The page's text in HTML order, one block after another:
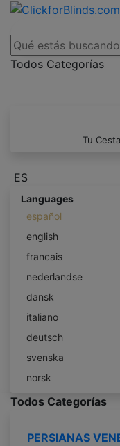
Todos Categorías
Tu
ES
Languages
español
english
francais
nederlandse
dansk
italiano
deutsch
svenska
norsk
Todos Categorías
PERSIANAS